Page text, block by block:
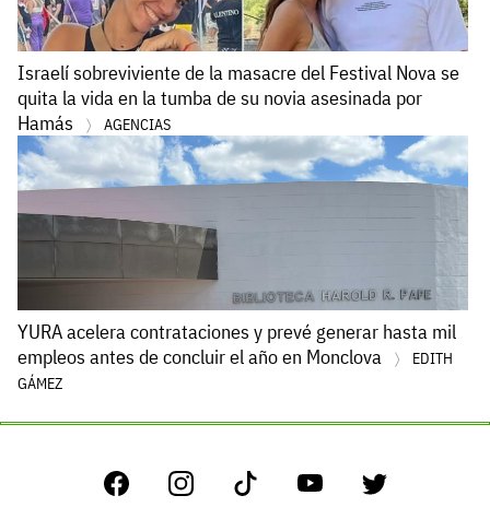
Israelí sobreviviente de la masacre del Festival Nova se
quita la vida en la tumba de su novia asesinada por
Hamás
AGENCIAS
YURA acelera contrataciones y prevé generar hasta mil
empleos antes de concluir el año en Monclova
EDITH
GÁMEZ